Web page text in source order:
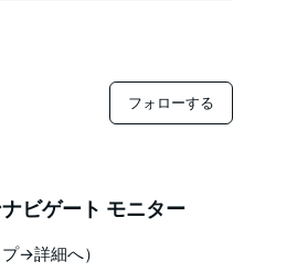
フォローする
ビゲート モニター
→詳細へ）